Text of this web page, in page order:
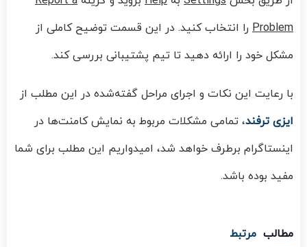
Problem را انتخاب کنید. در این قسمت توضیح کاملی از
مشکل خود را ارائه دهید تا تیم پشتیبانی بررسی کند.
با رعایت این نکات و اجرای مراحل گفته‌شده در این مطلب از
ایزی ترفند، تمامی مشکلات مربوط به نمایش کامنت‌ها در
اینستاگرام برطرف خواهد شد، امیدواریم این مطلب برای شما
مفید بوده باشد.
مطالب مرتبط